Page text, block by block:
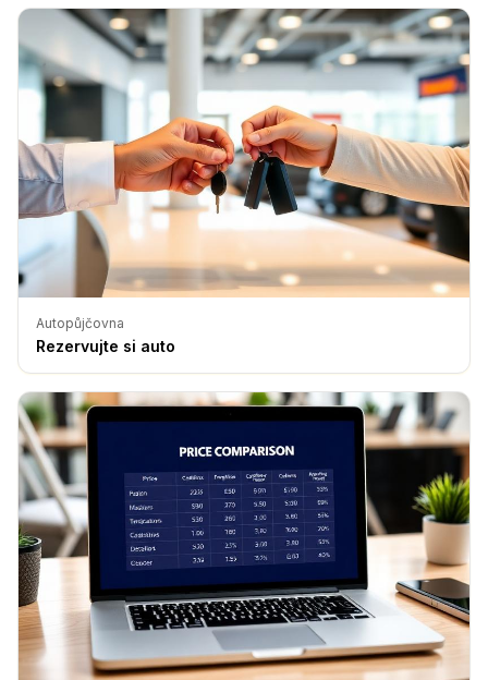
Autopůjčovna
Rezervujte si auto